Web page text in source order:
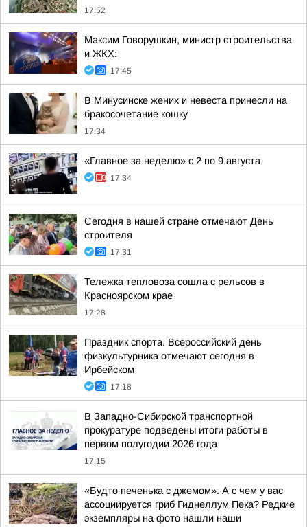
17:52
Максим Говорушкин, министр строительства
и ЖКХ:
17:45
В Минусинске жених и невеста принесли на
бракосочетание кошку
17:34
«Главное за неделю» с 2 по 9 августа
17:34
Сегодня в нашей стране отмечают День
строителя
17:31
Тележка тепловоза сошла с рельсов в
Красноярском крае
17:28
Праздник спорта. Всероссийский день
физкультурника отмечают сегодня в
Ирбейском
17:18
В Западно-Сибирской транспортной
прокуратуре подведены итоги работы в
первом полугодии 2026 года
17:15
«Будто печенька с джемом». А с чем у вас
ассоциируется гриб Гиднеллум Пека? Редкие
экземпляры на фото нашли наши